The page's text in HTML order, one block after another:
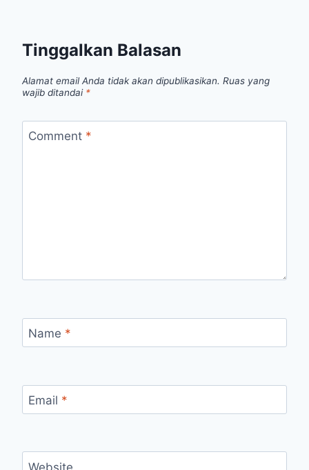
Tinggalkan Balasan
Alamat email Anda tidak akan dipublikasikan. Ruas yang
wajib ditandai *
Comment *
Name *
Email *
Website